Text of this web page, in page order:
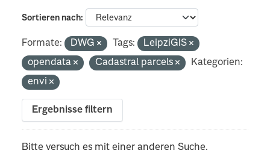
Sortieren nach
Formate: DWG Tags:
LeipziGIS
opendata
Cadastral parcels
Kategorien:
envi
Ergebnisse filtern
Bitte versuch es mit einer anderen Suche.